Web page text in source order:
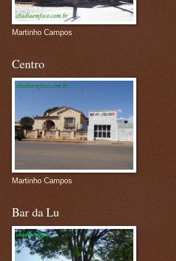
Martinho Campos
Centro
Martinho Campos
Bar da Lu